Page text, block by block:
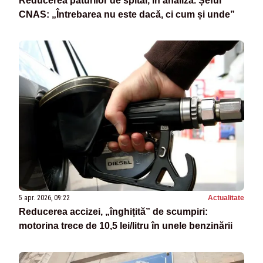
CNAS: „Întrebarea nu este dacă, ci cum și unde”
5 apr. 2026, 09:22 Actualitate
Reducerea accizei, „înghițită” de scumpiri:
motorina trece de 10,5 lei/litru în unele benzinării